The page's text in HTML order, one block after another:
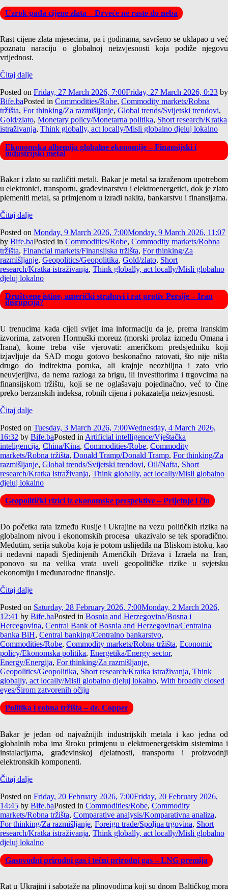
Uzrok pada cijene zlata – Drveće ne raste do neba
Rast cijene zlata mjesecima, pa i godinama, savršeno se uklapao u već
poznatu naraciju o globalnoj neizvjesnosti koja podiže njegovu
vrijednost.
Čitaj dalje
Posted on Friday, 27 March 2026, 7:00Friday, 27 March 2026, 0:23 by
Bife.baPosted in Commodities/Robe, Commodity markets/Robna
tržišta, For thinking/Za razmišljanje, Global trends/Svijetski trendovi,
Gold/zlato, Monetary policy/Monetarna politika, Short research/Kratka
istraživanja, Think globally, act locally/Misli globalno djeluj lokalno
Ekonomska alhemija globalne ekonomije – Finansijski i
industrijski metal
Bakar i zlato su različiti metali. Bakar je metal sa izraženom upotrebom
u elektronici, transportu, građevinarstvu i elektroenergetici, dok je zlato
plemeniti metal, sa primjenom u izradi nakita, bankarstvu i finansijama.
Čitaj dalje
Posted on Monday, 9 March 2026, 7:00Monday, 9 March 2026, 11:07
by Bife.baPosted in Commodities/Robe, Commodity markets/Robna
tržišta, Financial markets/Finansijska tržišta, For thinking/Za
razmišljanje, Geopolitics/Geopolitika, Gold/zlato, Short
research/Kratka istraživanja, Think globally, act locally/Misli globalno
djeluj lokalno
Društvene istine, američki strahovi i rat protiv Persije – Iran
disrupcija?
U trenucima kada cijeli svijet ima informaciju da je, prema iranskim
izvorima, zatvoren Hormuški moreuz (morski prolaz između Omana i
Irana), kome treba više vjerovati: američkom predsjedniku koji
izjavljuje da SAD mogu gotovo beskonačno ratovati, što nije ništa
drugo do indirektna poruka, ali krajnje neozbiljna i zato vrlo
neuvjerljiva, da nema razloga za brigu, ili investitorima i trgovcima na
finansijskom tržištu, koji se ne oglašavaju pojedinačno, već to čine
preko berzanskih indeksa, robnih cijena i pokazatelja neizvjesnosti.
Čitaj dalje
Posted on Tuesday, 3 March 2026, 7:00Wednesday, 4 March 2026,
16:32 by Bife.baPosted in Artificial intelligence/Vještačka
inteligencija, China/Kina, Commodities/Robe, Commodity
markets/Robna tržišta, Donald Tramp/Donald Tramp, For thinking/Za
razmišljanje, Global trends/Svijetski trendovi, Oil/Nafta, Short
research/Kratka istraživanja, Think globally, act locally/Misli globalno
djeluj lokalno
Geopolitički rizici iz ekonomske perspektive – Prijetnje i čin
Do početka rata između Rusije i Ukrajine na vezu političkih rizika na
globalnom nivou i ekonomskih procesa ukazivalo se tek sporadično.
Međutim, serija sukoba koja je potom uslijedila na Bliskom istoku, kao
i nedavni napadi Sjedinjenih Američkih Država i Izraela na Iran,
ponovo su na velika vrata uveli geopolitičke rizike u svjetsku
ekonomiju i međunarodne finansije.
Čitaj dalje
Posted on Saturday, 28 February 2026, 7:00Monday, 2 March 2026,
12:41 by Bife.baPosted in Bosnia and Herzegovina/Bosna i
Hercegovina, Central Bank of Bosnia and Herzegovina/Centralna
banka BiH, Central banking/Centralno bankarstvo,
Commodities/Robe, Commodity markets/Robna tržišta, Economic
policy/Ekonomska politika, Energetika/Energy sector,
Energy/Energija, For thinking/Za razmišljanje,
Geopolitics/Geopolitika, Short research/Kratka istraživanja, Think
globally, act locally/Misli globalno djeluj lokalno, With broadly closed
eyes/Širom zatvorenih očiju
Politika i robna tržišta – dr. Copper
Bakar je jedan od najvažnijih industrijskih metala i kao jedna od
globalnih roba ima široku primjenu u elektroenergetskim sistemima i
instalacijama, građevinskoj djelatnosti, transportu i proizvodnji
elektronskih komponenti.
Čitaj dalje
Posted on Friday, 20 February 2026, 7:00Friday, 20 February 2026,
14:45 by Bife.baPosted in Commodities/Robe, Commodity
markets/Robna tržišta, Comparative analysis/Komparativna analiza,
For thinking/Za razmišljanje, Foreign trade/Spoljna trgovina, Short
research/Kratka istraživanja, Think globally, act locally/Misli globalno
djeluj lokalno
Gasovodni prirodni gas i tečni prirodni gas – LNG premija
Rat u Ukrajini i sabotaže na plinovodima koji su dnom Baltičkog mora